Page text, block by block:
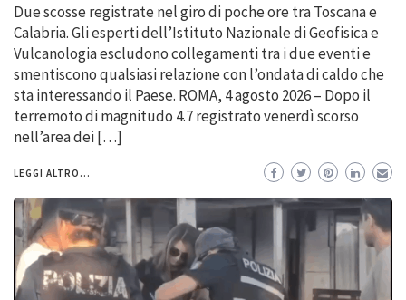
Due scosse registrate nel giro di poche ore tra Toscana e
Calabria. Gli esperti dell’Istituto Nazionale di Geofisica e
Vulcanologia escludono collegamenti tra i due eventi e
smentiscono qualsiasi relazione con l’ondata di caldo che
sta interessando il Paese. ROMA, 4 agosto 2026 – Dopo il
terremoto di magnitudo 4.7 registrato venerdì scorso
nell’area dei […]
LEGGI ALTRO...